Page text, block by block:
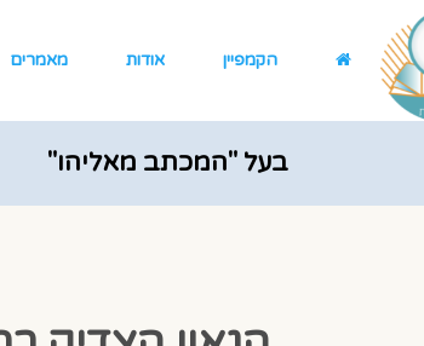
הקמפיין אודות מאמרים
בעל "המכתב מאליהו"